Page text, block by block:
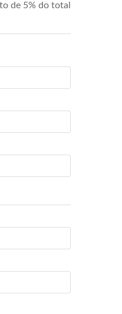
de 5% do total